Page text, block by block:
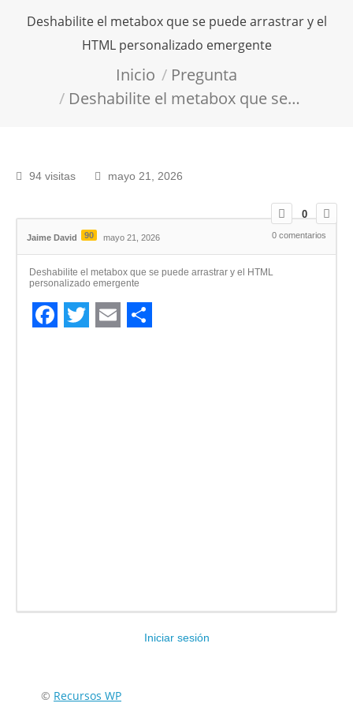
Deshabilite el metabox que se puede arrastrar y el
HTML personalizado emergente
Inicio
Pregunta
Deshabilite el metabox que se…
94 visitas mayo 21, 2026
0
Jaime David 90 mayo 21, 2026 0 comentarios
Deshabilite el metabox que se puede arrastrar y el HTML
personalizado emergente
Iniciar sesión
Encuéntranos en:
© Recursos WP